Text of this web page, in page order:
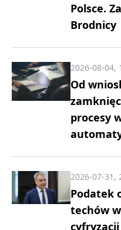
Polsce.
Brodnicy
Od
procesy
2026-08-04,
Podatek
techów
cyfryzacji
2026-07-31,